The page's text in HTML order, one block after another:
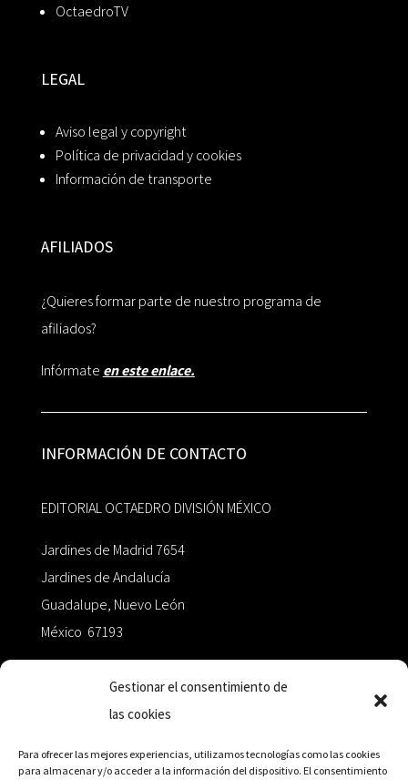
Gestionar el consentimiento de
las cookies
Para ofrecer las mejores experiencias, utilizamos tecnologías como las cookies
para almacenar y/o acceder a la información del dispositivo. El consentimiento
OctaedroTV
LEGAL
Aviso legal y copyright
Política de privacidad y cookies
Información de transporte
AFILIADOS
¿Quieres formar parte de nuestro programa de
afiliados?
Infórmate en este enlace.
INFORMACIÓN DE CONTACTO
EDITORIAL OCTAEDRO DIVISIÓN MÉXICO
Jardines de Madrid 7654
Jardines de Andalucía
Guadalupe, Nuevo León
México 67193
+52 811.499.5638